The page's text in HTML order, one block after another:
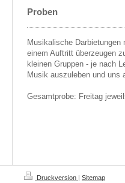
Proben
Musikalische
einem Auftritt überzeugen
kleinen Gruppen - je nach
Musik auszuleben und uns
Gesamtprobe: Freitag
Druckversion | Sitemap